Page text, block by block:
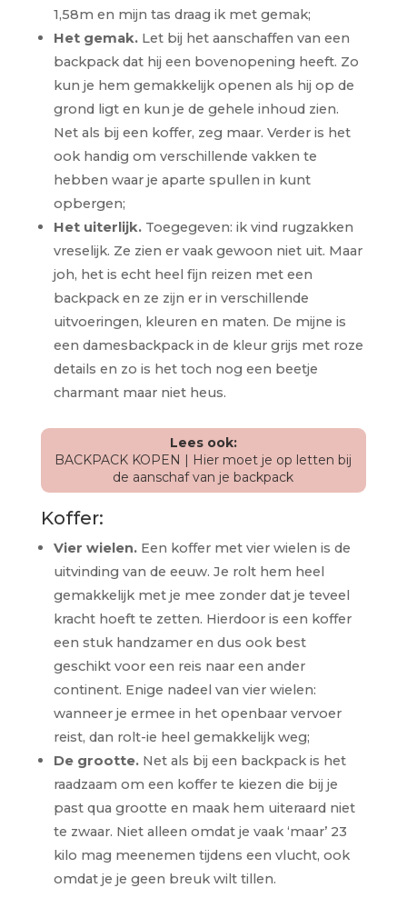
1,58m en mijn tas draag ik met gemak;
Het gemak.Let bij het aanschaffen van een
backpack dat hij een bovenopening heeft. Zo
kun je hem gemakkelijk openen als hij op de
grond ligt en kun je de gehele inhoud zien.
Net als bij een koffer, zeg maar. Verder is het
ook handig om verschillende vakken te
hebben waar je aparte spullen in kunt
opbergen;
Het uiterlijk.Toegegeven: ik vind rugzakken
vreselijk. Ze zien er vaak gewoon niet uit. Maar
joh, het is echt heel fijn reizen met een
backpack en ze zijn er in verschillende
uitvoeringen, kleuren en maten. De mijne is
een damesbackpack in de kleur grijs met roze
details en zo is het toch nog een beetje
charmant maar niet heus.
Lees ook:
BACKPACK KOPEN | Hier moet je op letten bij
de aanschaf van je backpack
Koffer:
Vier wielen.Een koffer met vier wielen is de
uitvinding van de eeuw. Je rolt hem heel
gemakkelijk met je mee zonder dat je teveel
kracht hoeft te zetten. Hierdoor is een koffer
een stuk handzamer en dus ook best
geschikt voor een reis naar een ander
continent. Enige nadeel van vier wielen:
wanneer je ermee in het openbaar vervoer
reist, dan rolt-ie heel gemakkelijk weg;
De grootte.Net als bij een backpack is het
raadzaam om een koffer te kiezen die bij je
past qua grootte en maak hem uiteraard niet
te zwaar. Niet alleen omdat je vaak ‘maar’ 23
kilo mag meenemen tijdens een vlucht, ook
omdat je je geen breuk wilt tillen.